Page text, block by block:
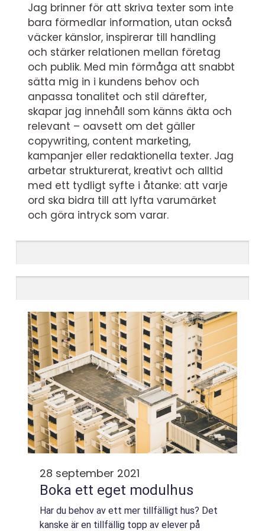
Jag brinner för att skriva texter som inte
bara förmedlar information, utan också
väcker känslor, inspirerar till handling
och stärker relationen mellan företag
och publik. Med min förmåga att snabbt
sätta mig in i kundens behov och
anpassa tonalitet och stil därefter,
skapar jag innehåll som känns äkta och
relevant – oavsett om det gäller
copywriting, content marketing,
kampanjer eller redaktionella texter. Jag
arbetar strukturerat, kreativt och alltid
med ett tydligt syfte i åtanke: att varje
ord ska bidra till att lyfta varumärket
och göra intryck som varar.
28 september 2021
Boka ett eget modulhus
Har du behov av ett mer tillfälligt hus? Det
kanske är en tillfällig topp av elever på